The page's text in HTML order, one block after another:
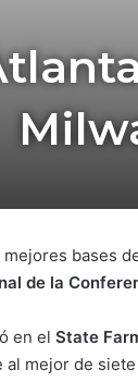
bases
de la
en el State
al mejor de